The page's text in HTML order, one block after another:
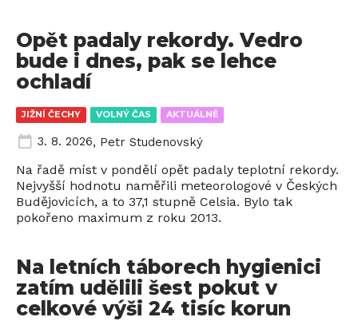
JIŽNÍ ČECHY VOLNÝ ČAS AKTUÁLNĚ
Opět padaly rekordy. Vedro
bude i dnes, pak se lehce
ochladí
3. 8. 2026, Petr Studenovský
Na řadě míst v pondělí opět padaly teplotní rekordy.
Nejvyšší hodnotu naměřili meteorologové v Českých
Budějovicích, a to 37,1 stupně Celsia. Bylo tak
pokořeno maximum z roku 2013.
Na letních táborech hygienici
zatím udělili šest pokut v
celkové výši 24 tisíc korun